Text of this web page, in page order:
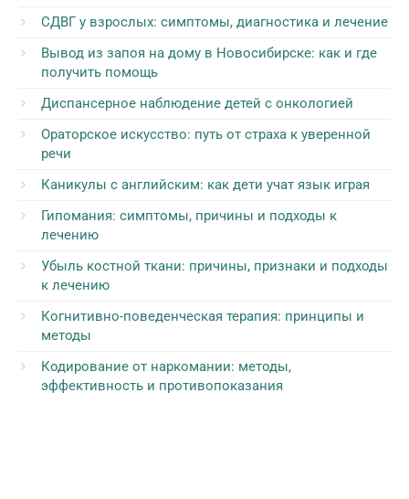
СДВГ у взрослых: симптомы, диагностика и лечение
Вывод из запоя на дому в Новосибирске: как и где
получить помощь
Диспансерное наблюдение детей с онкологией
Ораторское искусство: путь от страха к уверенной
речи
Каникулы с английским: как дети учат язык играя
Гипомания: симптомы, причины и подходы к
лечению
Убыль костной ткани: причины, признаки и подходы
к лечению
Когнитивно-поведенческая терапия: принципы и
методы
Кодирование от наркомании: методы,
эффективность и противопоказания